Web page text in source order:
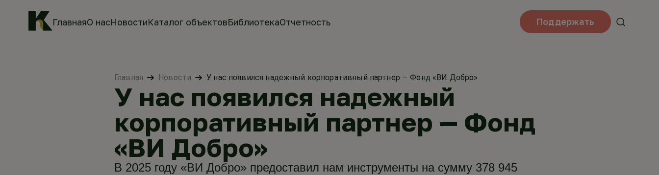
ГлавнаяО насНовостиКаталог объектовБиблиотекаОтчетность Поддержать
Главная Новости У нас появился надежный корпоративный партнер — Фонд «ВИ Добро»
У нас появился надежный
корпоративный партнер — Фонд
«ВИ Добро»
В 2025 году «ВИ Добро» предоставил нам инструменты на сумму 378 945